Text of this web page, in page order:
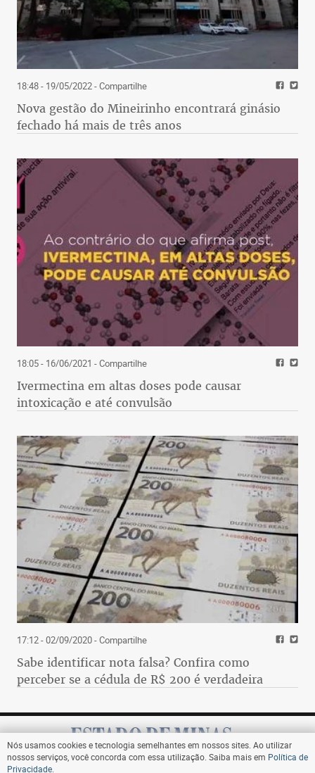
18:48 - 19/05/2022- Compartilhe
Nova gestão do Mineirinho encontrará ginásio
fechado há mais de três anos
18:05 - 16/06/2021 - Compartilhe
Ivermectina em altas doses pode causar
intoxicação e até convulsão
17:12 - 02/09/2020- Compartilhe
Sabe identificar nota falsa? Confira como
perceber se a cédula de R$ 200 é verdadeira
Nós usamos cookies e tecnologia semelhantes em nossos sites. Ao utilizar
nossos serviços, você concorda com essa utilização. Saiba mais em Política de
Privacidade